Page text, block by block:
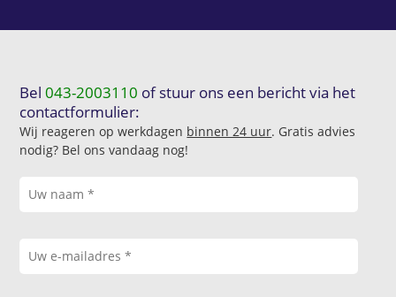
Bel043-2003110 of stuur ons een bericht via het
contactformulier:
Wij reageren op werkdagen binnen 24 uur. Gratis advies
nodig? Bel ons vandaag nog!